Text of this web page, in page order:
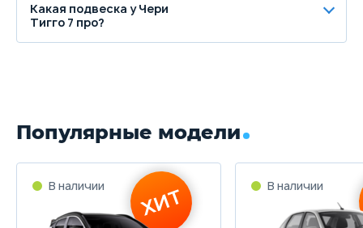
Какая подвеска у Чери
Тигго 7 про?
Популярные модели